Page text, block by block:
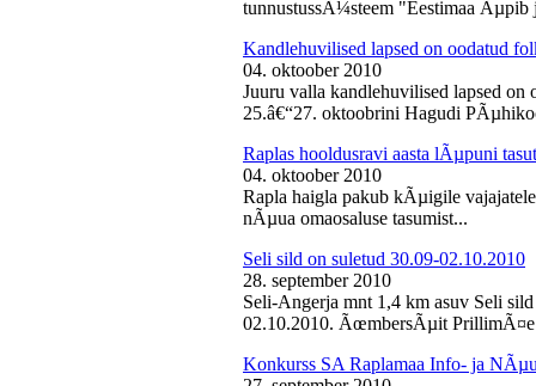
tunnustussÃ¼steem "Eestimaa
Kandlehuvilised lapsed on oodatud
04. oktoober 2010
Juuru valla kandlehuvilised lapsed
25.â€“27. oktoobrini Hagudi
Raplas hooldusravi aasta lÃµpuni
04. oktoober 2010
Rapla haigla pakub kÃµigile
nÃµua omaosaluse tasumist...
Seli sild on suletud 30.09-02.10.2010
28. september 2010
Seli-Angerja mnt 1,4 km asuv Seli
02.10.2010. ÃœmbersÃµit
Konkurss SA Raplamaa Info- ja